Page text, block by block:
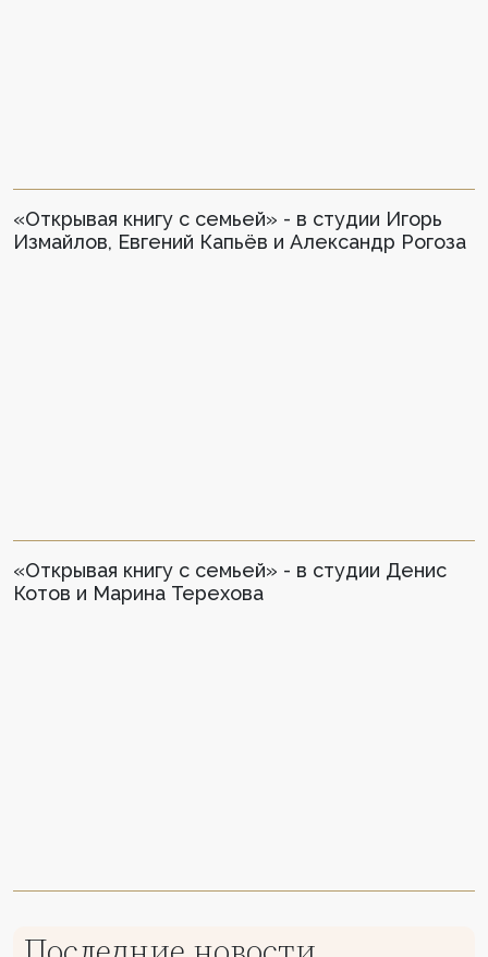
«Открывая книгу с семьей» - в студии Игорь
Измайлов, Евгений Капьёв и Александр Рогоза
«Открывая книгу с семьей» - в студии Денис
Котов и Марина Терехова